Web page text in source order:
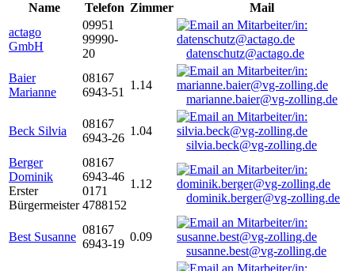
Name
Telefon Zimmer
Mail
actago
GmbH
09951
99990-
20
datenschutz@actago.de
Baier
Marianne
08167
6943-51
1.14
marianne.baier@vg-zolling.de
Beck Silvia
08167
6943-26
1.04
silvia.beck@vg-zolling.de
Berger
Dominik
Erster
Bürgermeister
08167
6943-46
0171
4788152
1.12
dominik.berger@vg-zolling.de
Best Susanne
08167
6943-19
0.09
susanne.best@vg-zolling.de